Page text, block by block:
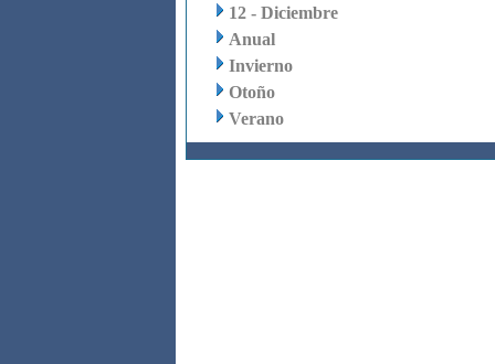
12 - Diciembre
Anual
Invierno
Otoño
Verano